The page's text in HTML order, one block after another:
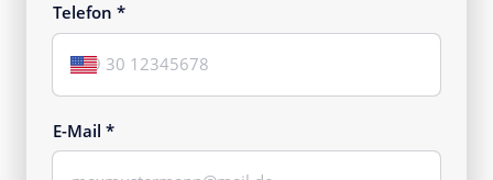
Telefon *
E-Mail *